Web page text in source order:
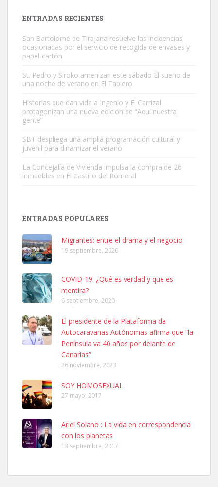
Busco adopción responsable para mi perra. Pastor alemán,
hembra, 4 años. Por motivos personales ...
Leales.org » Gran Canaria
PERRO MACHO RAZA SHIBA CON MICROCHIP PERDIDO HOY
Leales.org » Gran Canaria
6.7.2025
Ninfa perdida
El día 5 se los perdió una ninfa papillera, asustada tiene miedo a la
calle, se perdió por la zon...
Adopcion
Busco casa de acogida para mi perrita ya que por temas de trabajo
no la puedo tener. Solo gente r...
ENTRADAS RECIENTES
San Bartolomé de Tirajana resuelve las incidencias
ocasionadas por el servicio de recogida de envases y
papel-cartón
St. Pedro y Siroko amenizan este sábado El sueño de
una noche de verano en El Tablero
Historias que dan vida a Ingenio y El Carrizal
protagonizan una nueva edición de “Aquí nuestra
gente”
SBT despliega una amplia programación cultural y
juvenil para dinamizar el verano
La Concejalía de Vivienda impulsa la compra de 26
inmuebles en El Castillo del Romeral
ENTRADAS POPULARES
Migrantes: entre el drama y el negocio
19 septiembre, 2020
COVID-19: ¿Qué es verdad y que es
mentira?
6 septiembre, 2020
El presidente de la Plataforma de
Autocaravanas Autónomas afirma que “la
Península va 40 años por delante de
Canarias”
26 noviembre, 2023
SOY HOMOSEXUAL
27 mayo, 2017
Ariel Solano : La vida en correspondencia
con los planetas
13 septiembre, 2017